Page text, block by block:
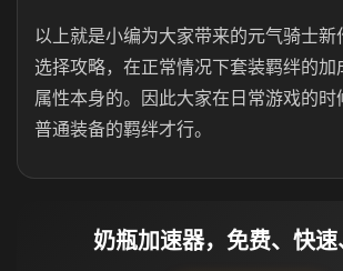
以上就是小编为大家带来的元气骑士新
选择攻略，在正常情况下套装羁绊的
属性本身的。因此大家在日常游戏的时
普通装备的羁绊才行。
奶瓶加速器，免费、快